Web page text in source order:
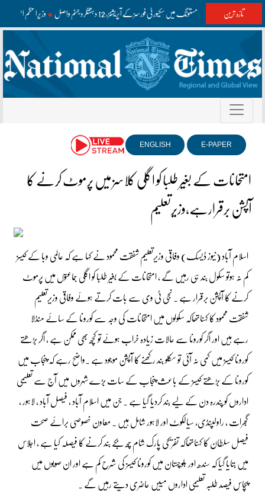
تازہ ترین واشک اور مستونگ میں سکیورٹی فورسز کے آپریشنز، 12 دہشتگرد جہنم واصل وزیراعظم
E-PAPER
ENGLISH
امتحانات کے بغیر طلبا کو اگلی کلاسز میں پرموٹ کرنے کا
آپشن برقرارہے،وزیرتعلیم
اسلام آباد (نیوز ڈیسک) وفاقی وزیرتعلیم شفقت محمود نے کہا ہے کہ عالمی وبا کے کیسز
کم نہ ہوتو سکول بند ہی رہیں گے ، امتحانات کے بغیر طلبا کو اگلی جماعتوں میں پرموٹ
کرنے کا آپشن برقرار ہے ۔ نجی ٹی وی سے بات کرتے ہوئے وفاقی وزیرتعلیم
شفقت محمود کا کہناتھاکہ سکولوں میں امتحانات کی وجہ سے کورونا کے سائے منڈلا
رہے ہیں اور اگر کورونا سے حالات زیادہ خراب ہوئے تو کچھ بھی ممکن ہے ، اگر بڑھتے
کورونا کیسز میں کمی نہ آئی تو سکلو بند رکھنے کا آپشن موجود ہے ۔واضح رہے کہ پنجاب میں
کورونا کے بڑھتے کیسز کے باعث پنجاب کے سات بڑے شہروں میں آج سے تعلیمی
اداروں کو پندرہ دن کے لیے بند کردیا گیا ہے ۔ جن میں اسلام آباد ، فیصل آباد ، لاہور ،
گجرات ، راولپنڈی، سیالکوٹ اور لاہور شامل ہیں ۔ معاون خصوصی برائے صحت
فیصل سلطان کا کہناتھاکہ تفریحی پارک شام چھ بجے بند کرنے کا فیصلہ کیا ہے ، اجلاس
میں بتایا گیا کہ سندھ اور بلوچستان میں کورونا کیسز کی شرح کم ہے اور ان صوبوں میں
پچاس فیصد طلبہ تعلیمی اداروں مییں حاضری دیتے رہیں گے ۔